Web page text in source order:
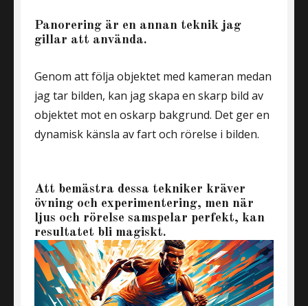
Panorering är en annan teknik jag
gillar att använda.
Genom att följa objektet med kameran medan
jag tar bilden, kan jag skapa en skarp bild av
objektet mot en oskarp bakgrund. Det ger en
dynamisk känsla av fart och rörelse i bilden.
Att bemästra dessa tekniker kräver
övning och experimentering, men när
ljus och rörelse samspelar perfekt, kan
resultatet bli magiskt.